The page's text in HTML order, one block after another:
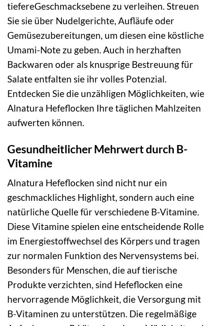
tiefereGeschmacksebene zu verleihen. Streuen
Sie sie über Nudelgerichte, Aufläufe oder
Gemüsezubereitungen, um diesen eine köstliche
Umami-Note zu geben. Auch in herzhaften
Backwaren oder als knusprige Bestreuung für
Salate entfalten sie ihr volles Potenzial.
Entdecken Sie die unzähligen Möglichkeiten, wie
Alnatura Hefeflocken Ihre täglichen Mahlzeiten
aufwerten können.
Gesundheitlicher Mehrwert durch B-
Vitamine
Alnatura Hefeflocken sind nicht nur ein
geschmackliches Highlight, sondern auch eine
natürliche Quelle für verschiedene B-Vitamine.
Diese Vitamine spielen eine entscheidende Rolle
im Energiestoffwechsel des Körpers und tragen
zur normalen Funktion des Nervensystems bei.
Besonders für Menschen, die auf tierische
Produkte verzichten, sind Hefeflocken eine
hervorragende Möglichkeit, die Versorgung mit
B-Vitaminen zu unterstützen. Die regelmäßige